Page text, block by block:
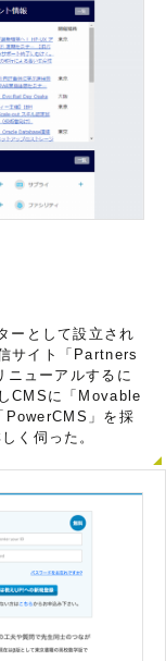
ーとして設立され
サイト「Partners
ューアルするに
CMSに「Movable
PowerCMS」を採
く伺った。